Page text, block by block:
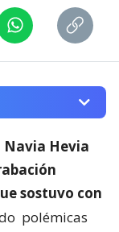
Navia Hevia
sostuvo con
polémicas